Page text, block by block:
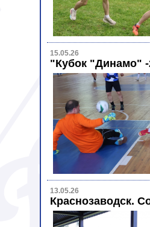
15.05.26
"Кубок "Динамо"
13.05.26
Краснозаводск.